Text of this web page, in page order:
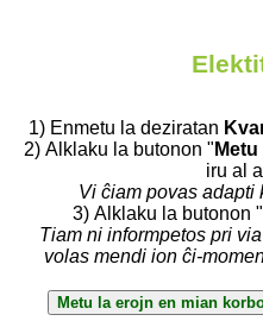
1) Enmetu la deziratan
2) Alklaku la butonon "
iru al
Vi ĉiam povas adapti
3) Alklaku la butonon "
Tiam ni informpetos pri
volas mendi ion ĉi-